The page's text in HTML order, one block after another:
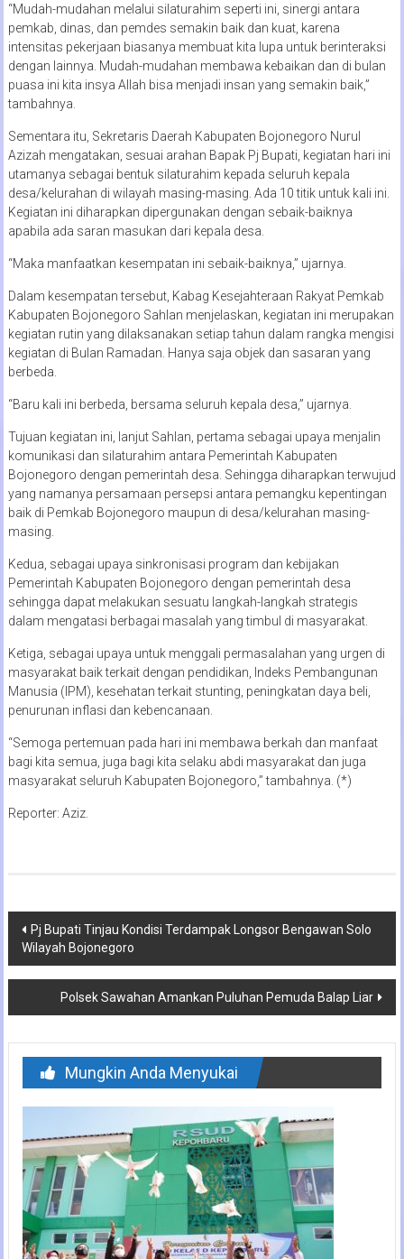
“Mudah-mudahan melalui silaturahim seperti ini, sinergi antara
pemkab, dinas, dan pemdes semakin baik dan kuat, karena
intensitas pekerjaan biasanya membuat kita lupa untuk berinteraksi
dengan lainnya. Mudah-mudahan membawa kebaikan dan di bulan
puasa ini kita insya Allah bisa menjadi insan yang semakin baik,”
tambahnya.
Sementara itu, Sekretaris Daerah Kabupaten Bojonegoro Nurul
Azizah mengatakan, sesuai arahan Bapak Pj Bupati, kegiatan hari ini
utamanya sebagai bentuk silaturahim kepada seluruh kepala
desa/kelurahan di wilayah masing-masing. Ada 10 titik untuk kali ini.
Kegiatan ini diharapkan dipergunakan dengan sebaik-baiknya
apabila ada saran masukan dari kepala desa.
“Maka manfaatkan kesempatan ini sebaik-baiknya,” ujarnya.
Dalam kesempatan tersebut, Kabag Kesejahteraan Rakyat Pemkab
Kabupaten Bojonegoro Sahlan menjelaskan, kegiatan ini merupakan
kegiatan rutin yang dilaksanakan setiap tahun dalam rangka mengisi
kegiatan di Bulan Ramadan. Hanya saja objek dan sasaran yang
berbeda.
“Baru kali ini berbeda, bersama seluruh kepala desa,” ujarnya.
Tujuan kegiatan ini, lanjut Sahlan, pertama sebagai upaya menjalin
komunikasi dan silaturahim antara Pemerintah Kabupaten
Bojonegoro dengan pemerintah desa. Sehingga diharapkan terwujud
yang namanya persamaan persepsi antara pemangku kepentingan
baik di Pemkab Bojonegoro maupun di desa/kelurahan masing-
masing.
Kedua, sebagai upaya sinkronisasi program dan kebijakan
Pemerintah Kabupaten Bojonegoro dengan pemerintah desa
sehingga dapat melakukan sesuatu langkah-langkah strategis
dalam mengatasi berbagai masalah yang timbul di masyarakat.
Ketiga, sebagai upaya untuk menggali permasalahan yang urgen di
masyarakat baik terkait dengan pendidikan, Indeks Pembangunan
Manusia (IPM), kesehatan terkait stunting, peningkatan daya beli,
penurunan inflasi dan kebencanaan.
“Semoga pertemuan pada hari ini membawa berkah dan manfaat
bagi kita semua, juga bagi kita selaku abdi masyarakat dan juga
masyarakat seluruh Kabupaten Bojonegoro,” tambahnya. (*)
Reporter: Aziz.
Navigasi
pos
Pj Bupati Tinjau Kondisi Terdampak Longsor Bengawan Solo
Wilayah Bojonegoro
Polsek Sawahan Amankan Puluhan Pemuda Balap Liar
Mungkin Anda Menyukai